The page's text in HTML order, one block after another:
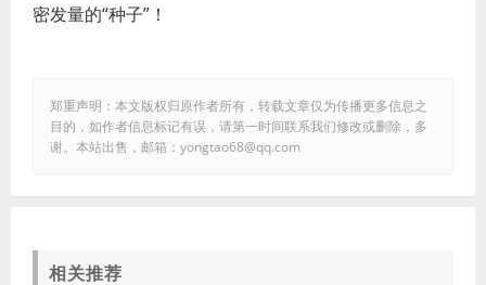
密发量的“种子”！
郑重声明：本文版权归原作者所有，转载文章仅为传播更多信息之
目的，如作者信息标记有误，请第一时间联系我们修改或删除，多
谢。本站出售，邮箱：yongtao68@qq.com
相关推荐